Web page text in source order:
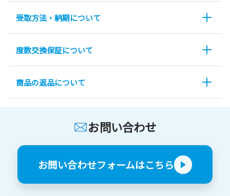
受取方法・納期について
度数交換保証について
商品の返品について
お問い合わせ
お問い合わせフォームはこちら